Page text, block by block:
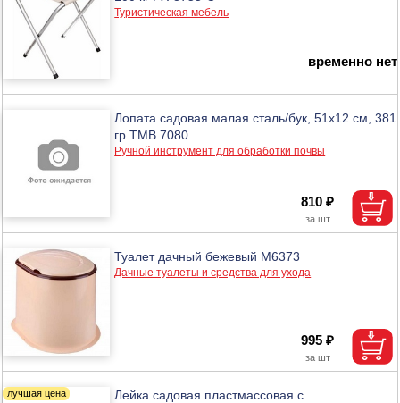
Туристическая мебель
временно нет
Лопата садовая малая сталь/бук, 51х12 см, 381
гр ТМВ 7080
Ручной инструмент для обработки почвы
810 ₽
Туалет дачный бежевый М6373
Дачные туалеты и средства для ухода
995 ₽
Лейка садовая пластмассовая с